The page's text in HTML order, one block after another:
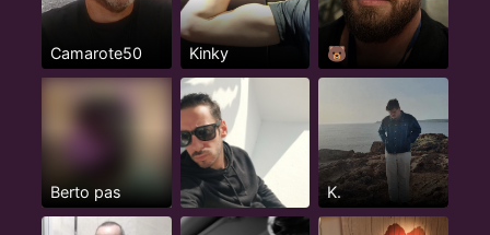
Camarote50 Kinky 🐻
Berto pas K.